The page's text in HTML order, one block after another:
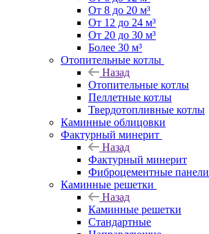
От 8 до 20 м³
От 12 до 24 м³
От 20 до 30 м³
Более 30 м³
Отопительные котлы
Назад
Отопительные котлы
Пеллетные котлы
Твердотопливные котлы
Каминные облицовки
Фактурный минерит
Назад
Фактурный минерит
Фиброцементные панели
Каминные решетки
Назад
Каминные решетки
Стандартные